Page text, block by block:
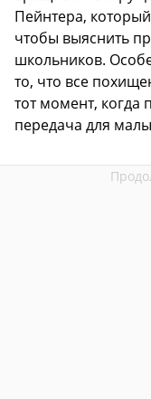
Пейнтера,
чтобы выяснить
школьников.
то, что все
тот момент, когда
передача для